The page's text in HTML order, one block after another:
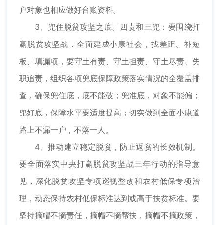
户对象也相应做好台账资料。
3、兜住脱贫攻坚之底。四责和三兜：要围绕打
赢脱贫攻坚战，全面建成小康社会，找差距、补短
板、填漏项，要守土有责、守土担责、守土尽责、失
职追责，组织各项兜底保障政策落实情况的全覆盖排
查，确保兜住底，底不能破；兜准底，对象不能偏；
兜好底，保障水平要适度提高；切实做到全面小康道
路上不漏一户，不落一人。
4、推动建立稳定脱贫，防止返贫的长效机制。
要全面落实中央打赢脱贫攻坚战三年行动的指导意
见，深化脱贫攻坚专项巡视整改和农村低保专项治
理，动态保持农村低保标准达到或高于扶贫标准。要
坚持摘帽不摘责任，摘帽不摘帮扶，摘帽不摘政策，